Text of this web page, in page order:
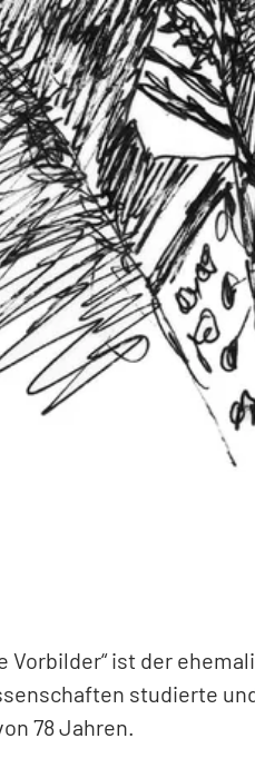
Vorbilder“ ist der
studierte
78 Jahren.